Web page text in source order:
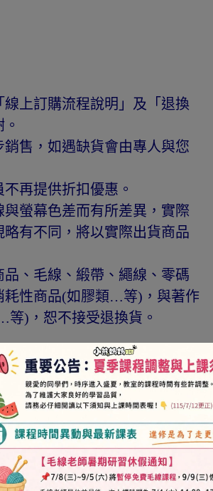
線上訂購流程說明」及「退換
銷售，如遇缺貨會由專人與您
再提供折扣優惠。
與螢幕色差而有所差異，實際
略有不同，將以實際出貨商品
、毛線、緞帶、繩線、零碼
耗性商品(如膠類…等)，與著作
)，恕不接受退換貨。